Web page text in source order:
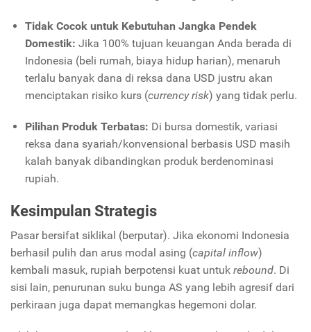
Tidak Cocok untuk Kebutuhan Jangka Pendek
Domestik: Jika 100% tujuan keuangan Anda berada di
Indonesia (beli rumah, biaya hidup harian), menaruh
terlalu banyak dana di reksa dana USD justru akan
menciptakan risiko kurs (currency risk) yang tidak perlu.
Pilihan Produk Terbatas: Di bursa domestik, variasi
reksa dana syariah/konvensional berbasis USD masih
kalah banyak dibandingkan produk berdenominasi
rupiah.
Kesimpulan Strategis
Pasar bersifat siklikal (berputar). Jika ekonomi Indonesia
berhasil pulih dan arus modal asing (capital inflow)
kembali masuk, rupiah berpotensi kuat untuk rebound. Di
sisi lain, penurunan suku bunga AS yang lebih agresif dari
perkiraan juga dapat memangkas hegemoni dolar.